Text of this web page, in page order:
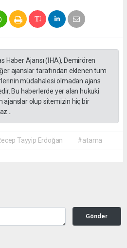
Haber Ajansı (İHA), Demirören
ajanslar tarafından eklenen tüm
müdahalesi olmadan ajans
Bu haberlerde yer alan hukuki
ajanslar olup sitemizin hiç bir
Tayyip Erdoğan #atama
Gönder